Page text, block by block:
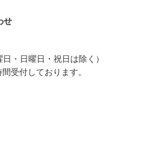
せ
・日曜日・祝日は除く）
受付しております。